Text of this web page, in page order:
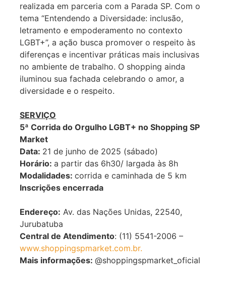
realizada em parceria com a Parada SP. Com o
tema “Entendendo a Diversidade: inclusão,
letramento e empoderamento no contexto
LGBT+”, a ação busca promover o respeito às
diferenças e incentivar práticas mais inclusivas
no ambiente de trabalho. O shopping ainda
iluminou sua fachada celebrando o amor, a
diversidade e o respeito.
SERVIÇO
5ª Corrida do Orgulho LGBT+ no Shopping SP
Market
Data: 21 de junho de 2025 (sábado)
Horário:a partir das 6h30/ largada às 8h
Modalidades:corrida e caminhada de 5 km
Inscrições encerrada
Endereço: Av. das Nações Unidas, 22540,
Jurubatuba
Central de Atendimento: (11) 5541-2006 –
www.shoppingspmarket.com.br.
Mais informações:@shoppingspmarket_oficial